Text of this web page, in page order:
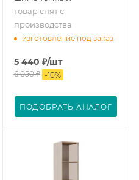
товар снят с
производства
изготовление под заказ
5 440 ₽/шт
6 050₽ -10%
ПОДОБРАТЬ АНАЛОГ